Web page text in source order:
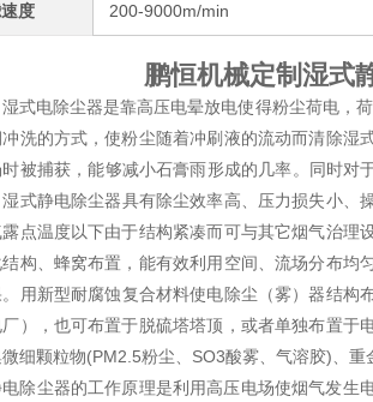
度 200-9000m/min
鹏恒机械定制湿式
湿式电除尘器是靠高压电晕放电使得粉尘荷电，
冲洗的方式，使粉尘随着冲刷液的流动而清除湿
时被捕获，能够减小石膏雨形成的几率。同时对
湿式静电除尘器具有除尘效率高、压力损失小、
点温度以下由于结构紧凑而可与其它烟气治理
构、蜂窝布置，能有效利用空间、流场分布均
用新型耐腐蚀复合材料使电除尘（雾）器结构
），也可布置于脱硫塔塔顶，或者单独布置于
细颗粒物(PM2.5粉尘、SO3酸雾、气溶胶)、
除尘器的工作原理是利用高压电场使烟气发生